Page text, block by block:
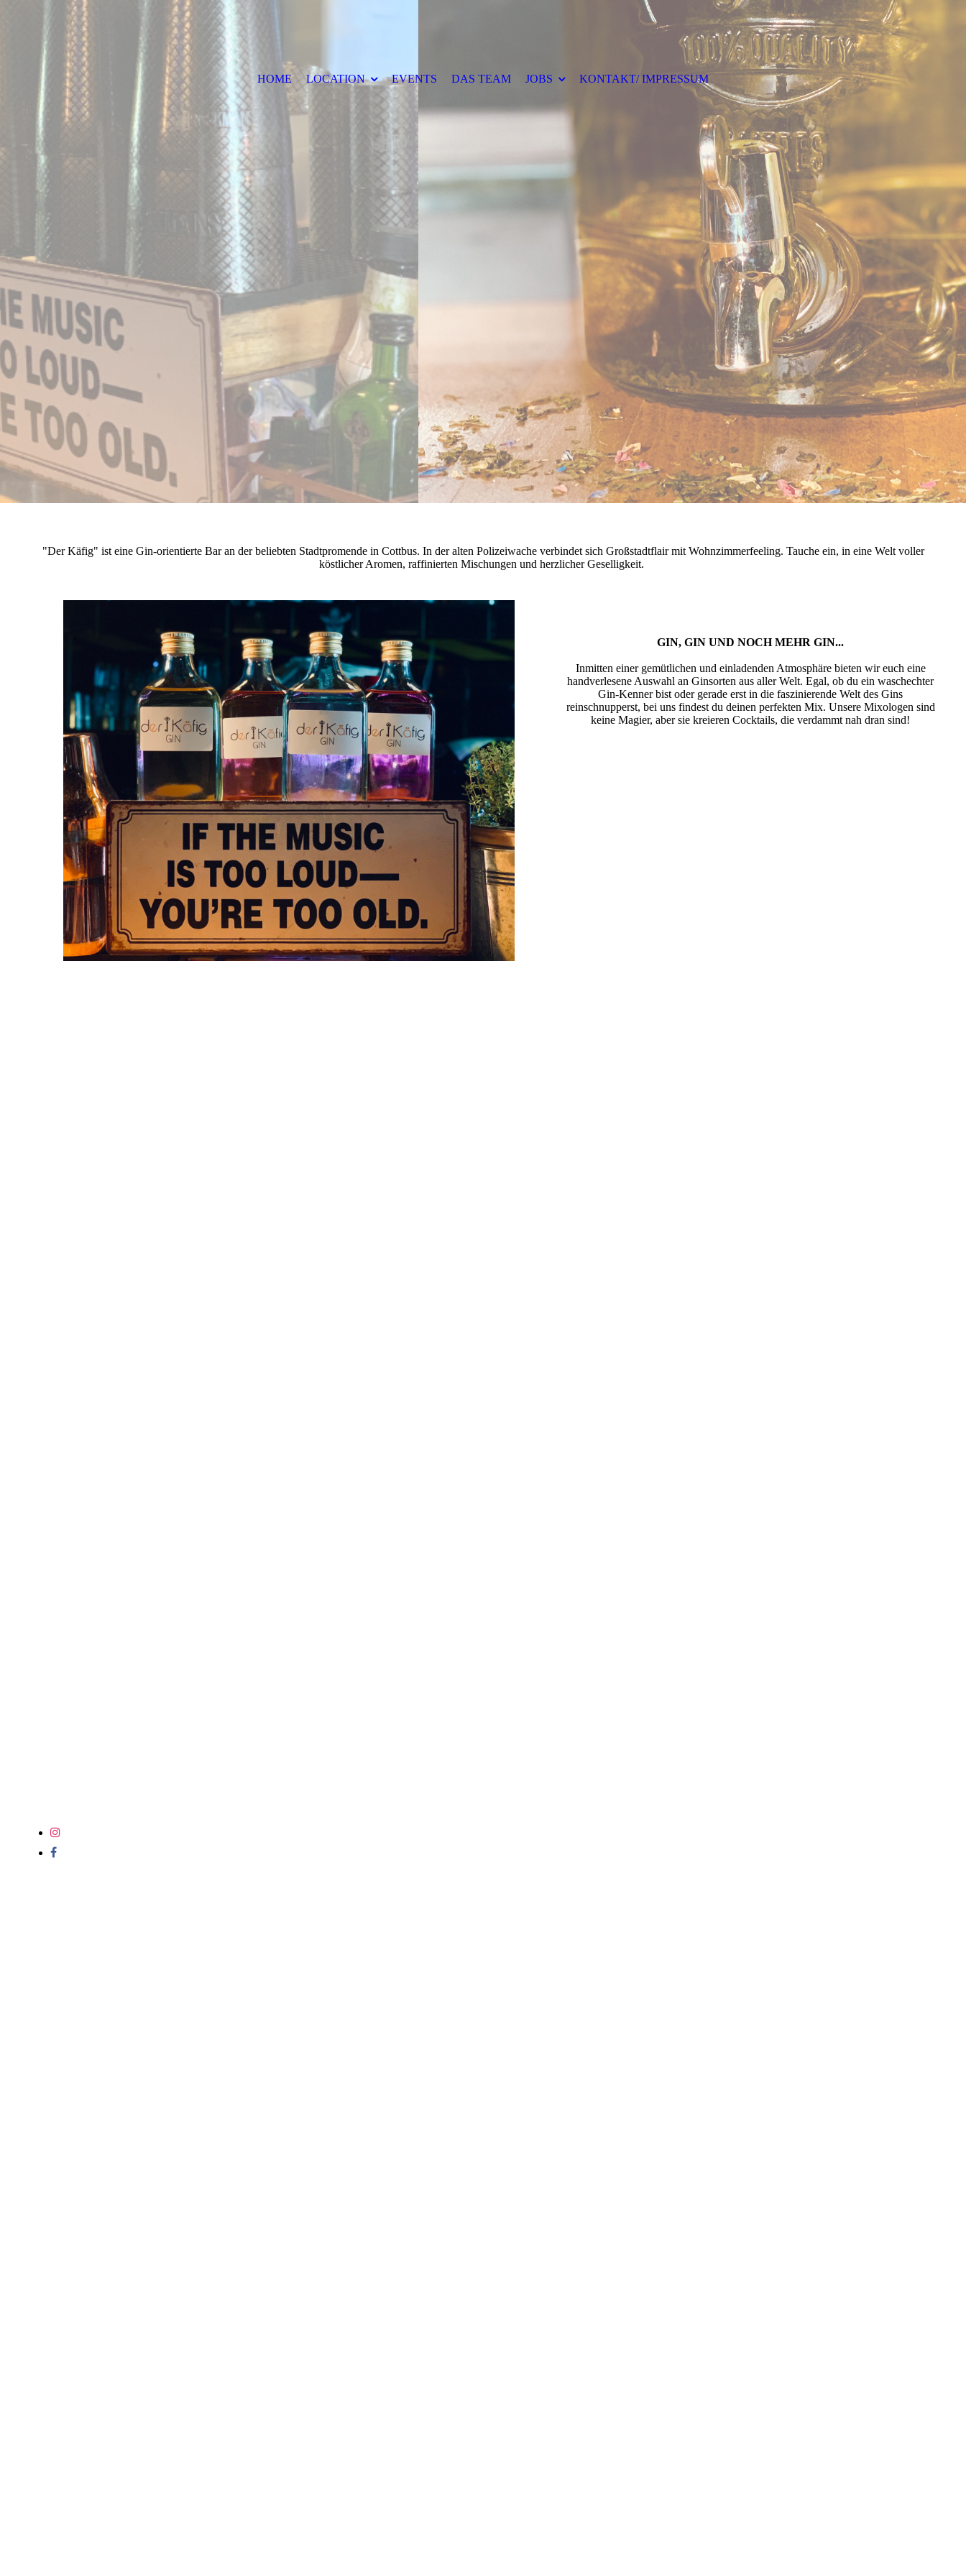
HOME LOCATION EVENTS DAS TEAM JOBS KONTAKT/ IMPRESSUM
"Der Käfig" ist eine Gin-orientierte Bar an der beliebten Stadtpromende in Cottbus. In der alten Polizeiwache verbindet sich Großstadtflair mit Wohnzimmerfeeling. Tauche ein, in eine Welt voller
köstlicher Aromen, raffinierten Mischungen und herzlicher Geselligkeit.
GIN, GIN UND NOCH MEHR GIN...
Inmitten einer gemütlichen und einladenden Atmosphäre bieten wir euch eine
handverlesene Auswahl an Ginsorten aus aller Welt. Egal, ob du ein waschechter
Gin-Kenner bist oder gerade erst in die faszinierende Welt des Gins
reinschnupperst, bei uns findest du deinen perfekten Mix. Unsere Mixologen sind
keine Magier, aber sie kreieren Cocktails, die verdammt nah dran sind!